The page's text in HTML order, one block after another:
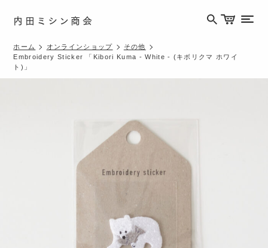
内田ミシン商会 メニ
ホーム オンラインショップ
その他
Embroidery Sticker 「Kibori Kuma - White - (キボリクマ ホワイ
ト)」